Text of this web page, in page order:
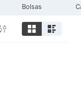
Bolsas